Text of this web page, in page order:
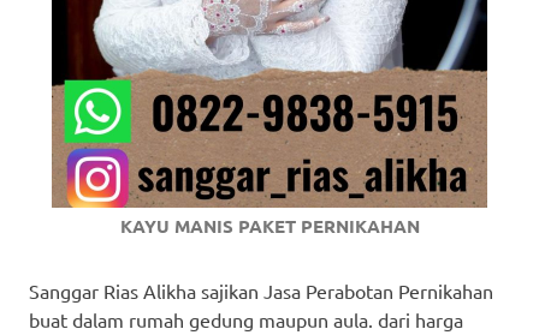
KAYU MANIS PAKET PERNIKAHAN
Sanggar Rias Alikha sajikan Jasa Perabotan Pernikahan
buat dalam rumah gedung maupun aula. dari harga